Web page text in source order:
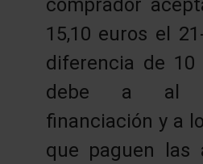
comprador
15,10 euros el
diferencia de 10
debe a al
financiación y a
que paguen las